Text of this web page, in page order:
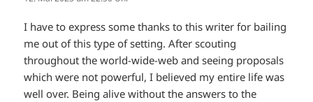
I have to express some thanks to this writer for bailing
me out of this type of setting. After scouting
throughout the world-wide-web and seeing proposals
which were not powerful, I believed my entire life was
well over. Being alive without the answers to the